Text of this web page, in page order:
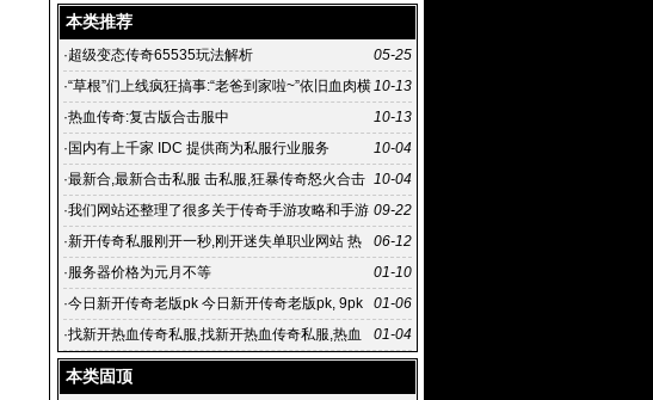
级武器热血传奇手
本类推荐
05-25
·超级变态传奇65535玩法解析
10-13
·“草根”们上线疯狂搞事:“老爸到家啦~”依旧血肉横
飞
10-13
·热血传奇:复古版合击服中
10-04
· 国内有上千家 IDC 提供商为私服行业服务
10-04
·最新合,最新合击私服 击私服,狂暴传奇怒火合击
英雄合击如何
09-22
·我们网站还整理了很多关于传奇手游攻略和手游
游戏的
06-12
·新开传奇私服刚开一秒,刚开迷失单职业网站 热
血传奇私服 .76精
01-10
·服务器价格为元月不等
01-06
·今日新开传奇老版pk 今日新开传奇老版pk, 9pk
传奇官网版游戏玩法有趣
01-04
·找新开热血传奇私服,找新开热血传奇私服,热血
传奇在国内正式上线
本类固顶